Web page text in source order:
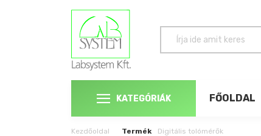
KATEGÓRIÁK FŐOLDAL
Kezdőoldal Termék Digitális tolómérők